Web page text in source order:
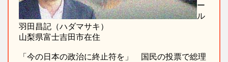
ー
ル
羽田昌記（ハダマサキ）
山梨県富士吉田市在住
「今の日本の政治に終止符を」 国民の投票で総理